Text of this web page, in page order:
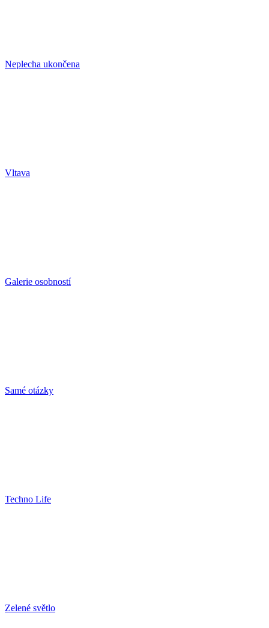
Neplecha ukončena
Vltava
Galerie osobností
Samé otázky
Techno Life
Zelené světlo